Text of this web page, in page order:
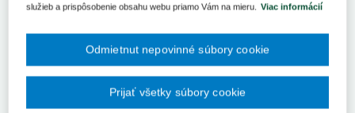
zmene a doplnení niektorých zákonov v z. n. p. (ďalej len „zákon o
dokončím charakteristiku povinností vyplývajúcich z tohto zákona.
zodpovednosť lekára všeobecne. Vysvetlila som, o aký typ
zodpovednosti ide. V druhej časti článku som sa venovala
základným povinnostiam poskytovateľa zdravotnej starostlivosti
služieb a prispôsobenie obsahu webu priamo Vám na mieru. Viac informácií
Odmietnut nepovinné súbory cookie
Prijať všetky súbory cookie